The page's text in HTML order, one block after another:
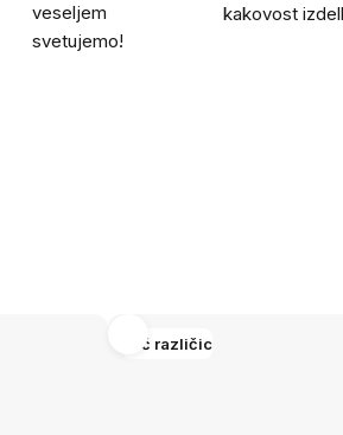
veseljem
svetujemo!
kakovost
Več različic